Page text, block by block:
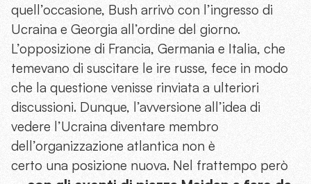
quell’occasione, Bush arrivò con l’ingresso di
Ucraina e Georgia all’ordine del giorno.
L’opposizione di Francia, Germania e Italia, che
temevano di suscitare le ire russe, fece in modo
che la questione venisse rinviata a ulteriori
discussioni. Dunque, l’avversione all’idea di
vedere l’Ucraina diventare membro
dell’organizzazione atlantica non è
certo una posizione nuova. Nel frattempo però